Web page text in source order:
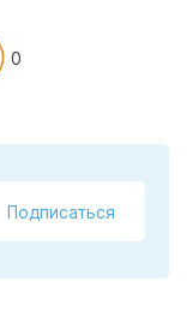
0
Подписаться